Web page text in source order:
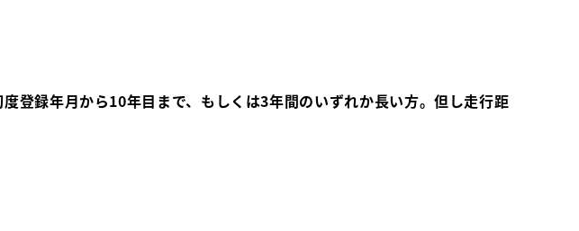
録年月から10年目まで、もしくは3年間のいずれか長い方。但し走行距